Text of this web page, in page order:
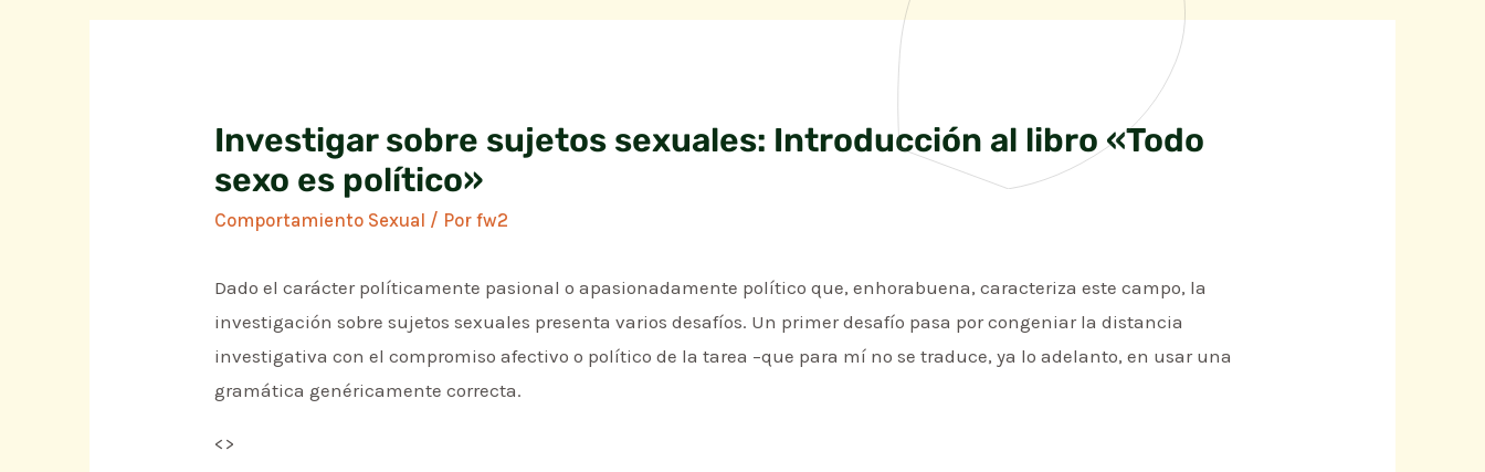
Investigar sobre sujetos sexuales: Introducción al libro «Todo
sexo es político»
Comportamiento Sexual / Porfw2
Dado el carácter políticamente pasional o apasionadamente político que, enhorabuena, caracteriza este campo, la
investigación sobre sujetos sexuales presenta varios desafíos. Un primer desafío pasa por congeniar la distancia
investigativa con el compromiso afectivo o político de la tarea –que para mí no se traduce, ya lo adelanto, en usar una
gramática genéricamente correcta.
< >